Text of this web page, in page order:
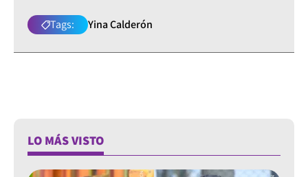
Tags: Yina Calderón
LO MÁS VISTO